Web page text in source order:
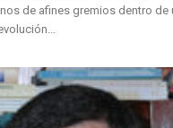
de afines gremios dentro de